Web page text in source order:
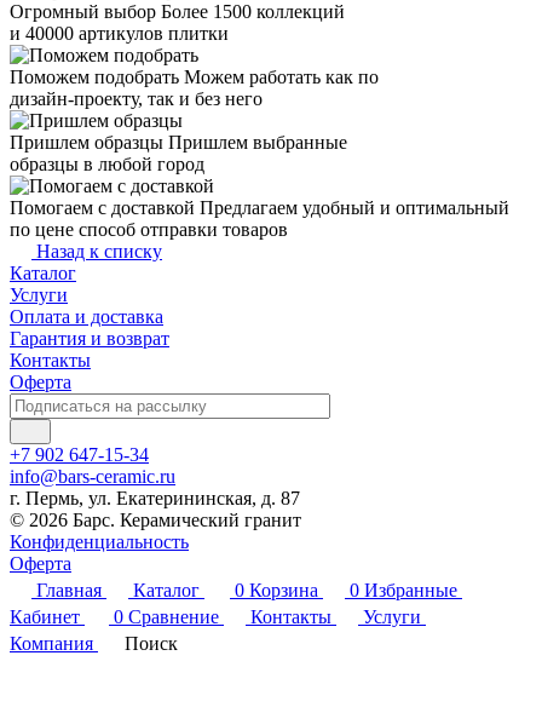
Огромный выбор Более 1500 коллекций
и 40000 артикулов плитки
Поможем подобрать Можем работать как по
дизайн-проекту, так и без него
Пришлем образцы Пришлем выбранные
образцы в любой город
Помогаем с доставкой Предлагаем удобный и оптимальный
по цене способ отправки товаров
Назад к списку
Каталог
Услуги
Оплата и доставка
Гарантия и возврат
Контакты
Оферта
+7 902 647-15-34
info@bars-ceramic.ru
г. Пермь, ул. Екатерининская, д. 87
© 2026 Барс. Керамический гранит
Конфиденциальность
Оферта
Главная
Каталог 0 Корзина 0 Избранные
Кабинет
0 Сравнение Контакты
Услуги
Компания
Поиск